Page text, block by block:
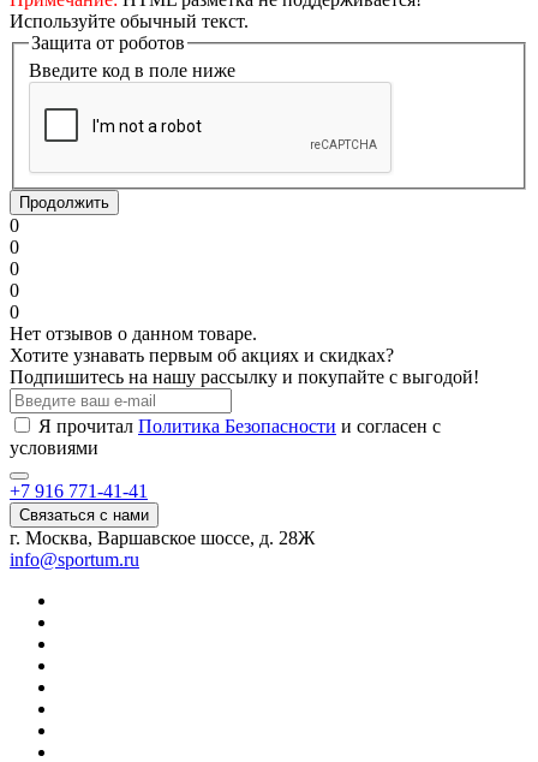
Используйте обычный текст.
Защита от роботов
Введите код в поле ниже
Продолжить
0
0
0
0
0
Нет отзывов о данном товаре.
Хотите узнавать первым об акциях и скидках?
Подпишитесь на нашу рассылку и покупайте с выгодой!
Я прочитал Политика Безопасности и согласен с
условиями
+7 916 771-41-41
Связаться с нами
г. Москва, Варшавское шоссе, д. 28Ж
info@sportum.ru